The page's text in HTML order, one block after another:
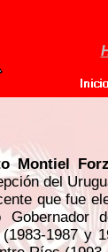
Montiel
del
que fue
(1983-1987 y